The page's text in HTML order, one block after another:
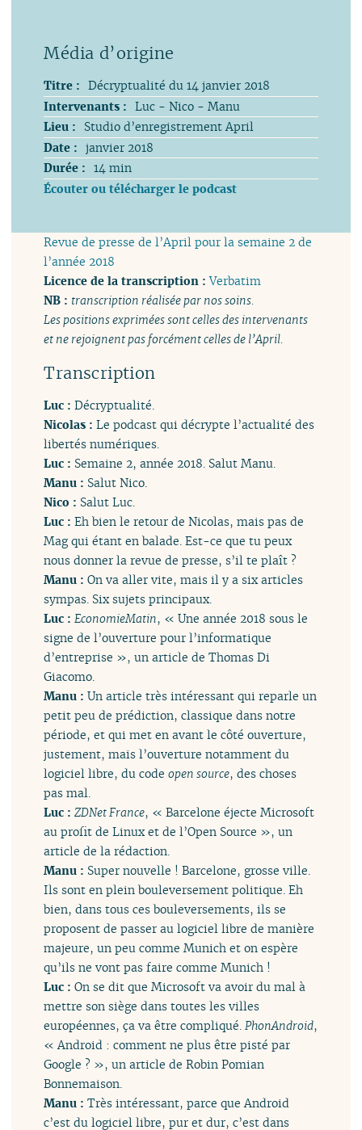
Titre : Décryptualité du 14 janvier 2018
Intervenants : Luc - Nico - Manu
Lieu :
Studio d’enregistrement April
Date : janvier 2018
Durée : 14 min
Écouter ou télécharger le podcast
Revue de presse de l’April pour la semaine 2 de
l’année 2018
Licence de la transcription : Verbatim
NB : transcription réalisée par nos soins.
Les positions exprimées sont celles des intervenants
et ne rejoignent pas forcément celles de l’April.
Transcription
Luc :Décryptualité.
Nicolas :Le podcast qui décrypte l’actualité des
libertés numériques.
Luc : Semaine 2, année 2018. Salut Manu.
Manu : Salut Nico.
Nico : Salut Luc.
Luc :Eh bien le retour de Nicolas, mais pas de
Mag qui étant en balade. Est-ce que tu peux
nous donner la revue de presse, s’il te plaît ?
Manu :On va aller vite, mais il y a six articles
sympas. Six sujets principaux.
Luc :EconomieMatin, « Une année 2018 sous le
signe de l’ouverture pour l’informatique
d’entreprise », un article de Thomas Di
Giacomo.
Manu :Un article très intéressant qui reparle un
petit peu de prédiction, classique dans notre
période, et qui met en avant le côté ouverture,
justement, mais l’ouverture notamment du
logiciel libre, du codeopen source, des choses
pas mal.
Luc :ZDNet France, « Barcelone éjecte Microsoft
au profit de Linux et de l’Open Source », un
article de la rédaction.
Manu : Super nouvelle ! Barcelone, grosse ville.
Ils sont en plein bouleversement politique. Eh
bien, dans tous ces bouleversements, ils se
proposent de passer au logiciel libre de manière
majeure, un peu comme Munich et on espère
qu’ils ne vont pas faire comme Munich !
Luc :On se dit que Microsoft va avoir du mal à
mettre son siège dans toutes les villes
européennes, ça va être compliqué.PhonAndroid,
« Android : comment ne plus être pisté par
Google ? », un article de Robin Pomian
Bonnemaison.
Manu :Très intéressant, parce que Android
c’est du logiciel libre, pur et dur, c’est dans